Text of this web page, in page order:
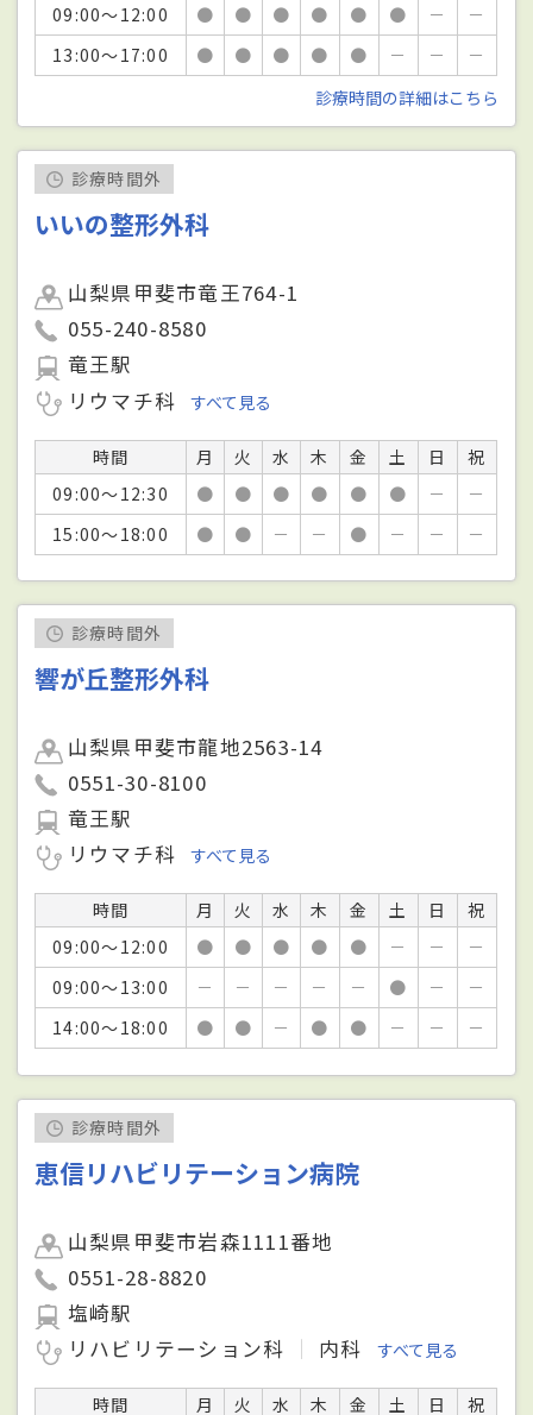
09:00～12:00
● ● ● ● ● ● －
－
13:00～17:00
● ● ● ● ● － －
－
診療時間の詳細はこちら
診療時間外
いいの整形外科
山梨県甲斐市竜王764-1
055-240-8580
竜王駅
リウマチ科
すべて見る
時間 月 火 水 木 金 土 日
祝
09:00～12:30
● ● ● ● ● ● －
－
15:00～18:00
● ● － － ● － － －
診療時間外
響が丘整形外科
山梨県甲斐市龍地2563-14
0551-30-8100
竜王駅
リウマチ科
すべて見る
時間 月 火 水 木 金 土 日
祝
09:00～12:00
● ● ● ● ● － －
－
09:00～13:00
－ － － － － ● －
－
14:00～18:00
● ● － ● ● － － －
診療時間外
恵信リハビリテーション病院
山梨県甲斐市岩森1111番地
0551-28-8820
塩崎駅
リハビリテーション科
内科 すべて見る
時間 月 火 水 木 金 土 日 祝